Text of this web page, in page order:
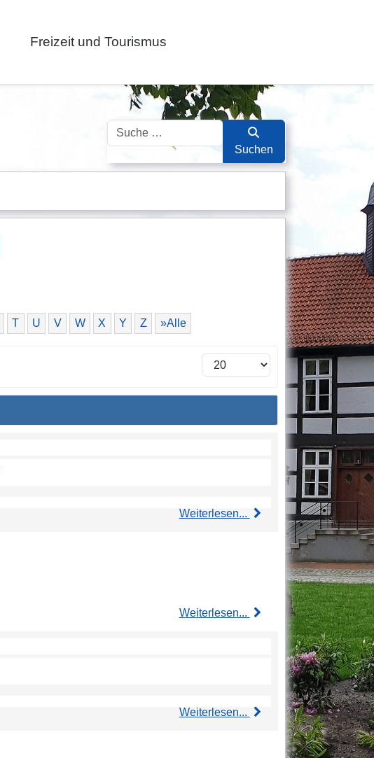
Freizeit und Tourismus
Suchen
Suchen
T U V W X Y Z »Alle
Weiterlesen...
Weiterlesen...
Weiterlesen...